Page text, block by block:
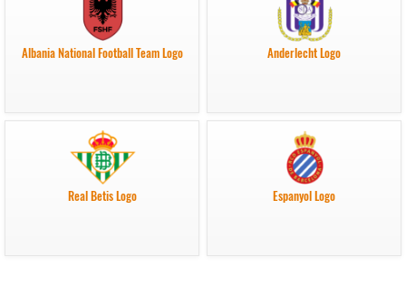
Albania National Football Team Logo Anderlecht Logo
Real Betis Logo Espanyol Logo